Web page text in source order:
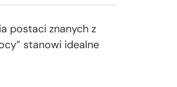
postaci znanych z
stanowi idealne